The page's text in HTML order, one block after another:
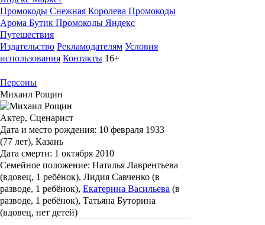
Промокоды Снежная Королева Промокоды
Арома Бутик Промокоды Яндекс
Путешествия
Издательство Рекламодателям Условия
использования Контакты 16+
Персоны
Михаил Рощин
Актер, Сценарист
Дата и место рождения: 10 февраля 1933
(77 лет), Казань
Дата смерти: 1 октября 2010
Семейное положение: Наталья Лаврентьева
(вдовец, 1 ребёнок), Лидия Савченко (в
разводе, 1 ребёнок), Екатерина Васильева (в
разводе, 1 ребёнок), Татьяна Буторина
(вдовец, нет детей)